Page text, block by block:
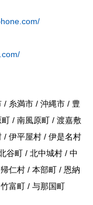
/ 糸満市 / 沖縄市 / 豊
/ 南風原町 / 渡嘉敷
/ 伊平屋村 / 伊是名村
谷町 / 北中城村 / 中
仁村 / 本部町 / 恩納
富町 / 与那国町